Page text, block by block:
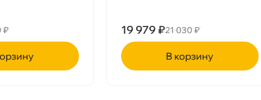
₽ 19 979 ₽21 030 ₽
корзину